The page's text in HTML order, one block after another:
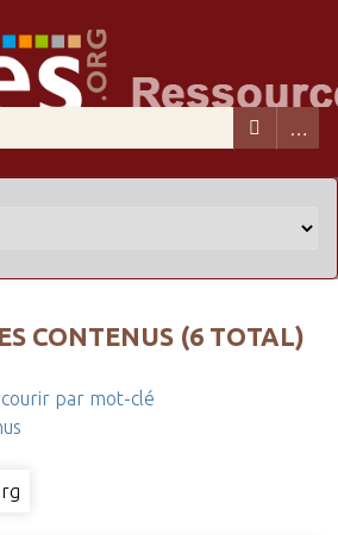
CONTENUS (6 TOTAL)
par mot-clé